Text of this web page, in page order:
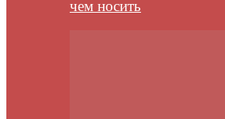
чем носить